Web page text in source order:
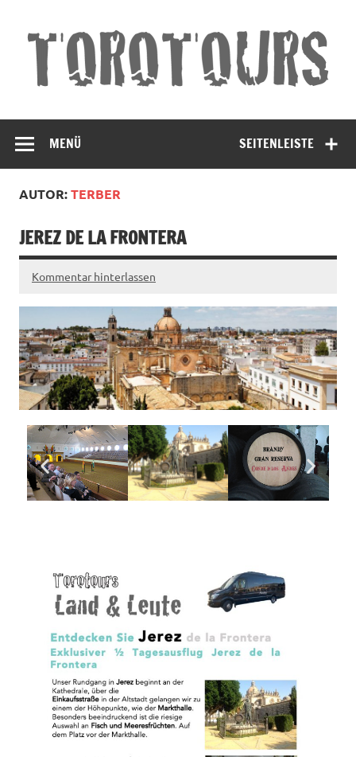
Andalusien
SEITENLEISTE
MENÜ
AUTOR:TERBER
JEREZ DE LA FRONTERA
Kommentar hinterlassen